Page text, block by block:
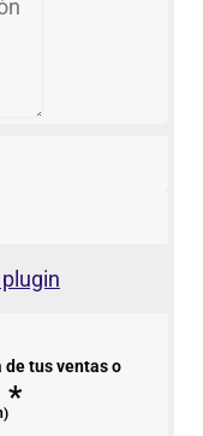
de tus ventas o
*